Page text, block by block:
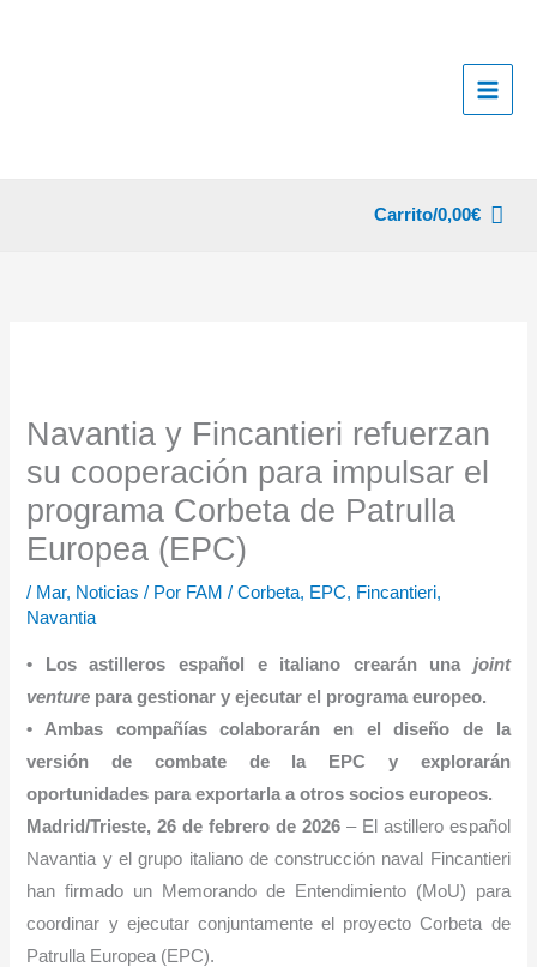
Carrito/0,00€
Navantia y Fincantieri refuerzan
su cooperación para impulsar el
programa Corbeta de Patrulla
Europea (EPC)
/ Mar, Noticias / Por FAM/Corbeta, EPC, Fincantieri,
Navantia
• Los astilleros español e italiano crearán una joint
venture para gestionar y ejecutar el programa europeo.
• Ambas compañías colaborarán en el diseño de la
versión de combate de la EPC y explorarán
oportunidades para exportarla a otros socios europeos.
Madrid/Trieste, 26 de febrero de 2026– El astillero español
Navantia y el grupo italiano de construcción naval Fincantieri
han firmado un Memorando de Entendimiento (MoU) para
coordinar y ejecutar conjuntamente el proyecto Corbeta de
Patrulla Europea (EPC).